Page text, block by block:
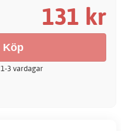
131 kr
3 vardagar